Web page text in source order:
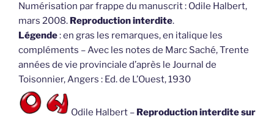
Numérisation par frappe du manuscrit : Odile Halbert,
mars 2008. Reproduction interdite.
Légende: en gras les remarques, en italique les
compléments – Avec les notes de Marc Saché, Trente
années de vie provinciale d’après le Journal de
Toisonnier, Angers : Ed. de L’Ouest, 1930
Odile Halbert – Reproduction interdite sur